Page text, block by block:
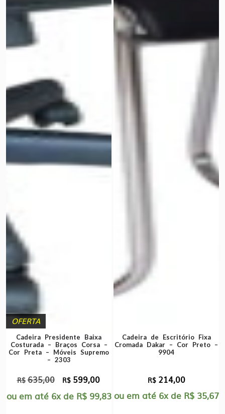
OFERTA
Cadeira Presidente Baixa
Costurada – Braços Corsa –
Cor Preta – Móveis Supremo
– 2303
R$ 635,00
O
preço
R$ 599,00
preço
ou em até 6x de R$ 99,83
Cadeira de Escritório Fixa
Cromada Dakar – Cor Preto –
9904
R$ 214,00
ou em até 6x de R$ 35,67